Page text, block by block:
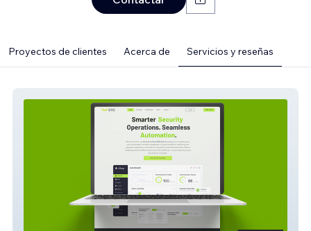
Proyectos de clientes Acerca de Servicios y reseñas